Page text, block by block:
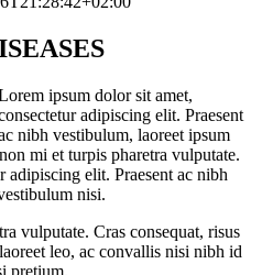
ipsum dolor sit amet,
adipiscing elit. Praesent
nibh vestibulum, laoreet ipsum
mi et turpis pharetra vulputate.
adipiscing elit. Praesent ac nibh
nisi.
vulputate. Cras consequat, risus
leo, ac convallis nisi nibh id
pretium.